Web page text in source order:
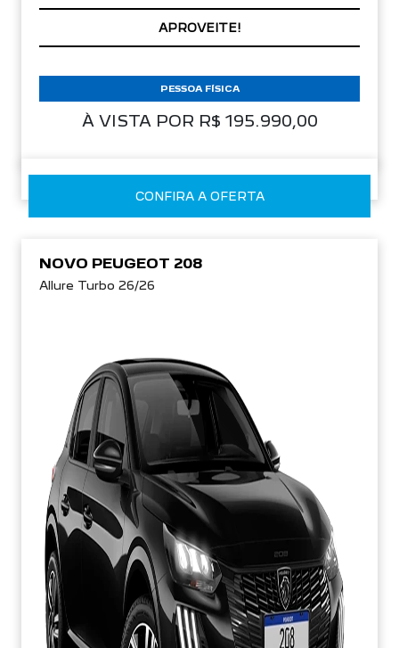
APROVEITE!
À VISTA POR R$ 195.990,00
PESSOA FÍSICA
CONFIRA A OFERTA
NOVO PEUGEOT 208
Allure Turbo 26/26